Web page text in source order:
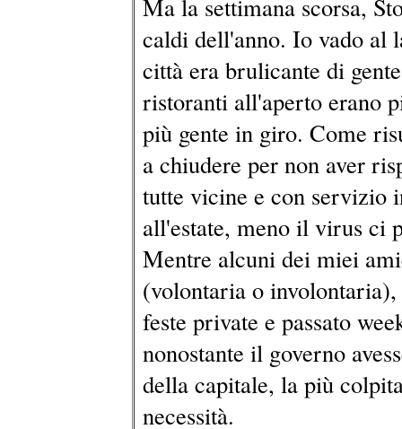
Ma la settimana scorsa,
caldi dell'anno. Io vado al
città era brulicante di
ristoranti all'aperto erano
più gente in giro. Come
a chiudere per non aver
tutte vicine e con servizio
all'estate, meno il virus ci
Mentre alcuni dei miei
(volontaria o
feste private e passato
nonostante il governo
della capitale, la più
necessità.